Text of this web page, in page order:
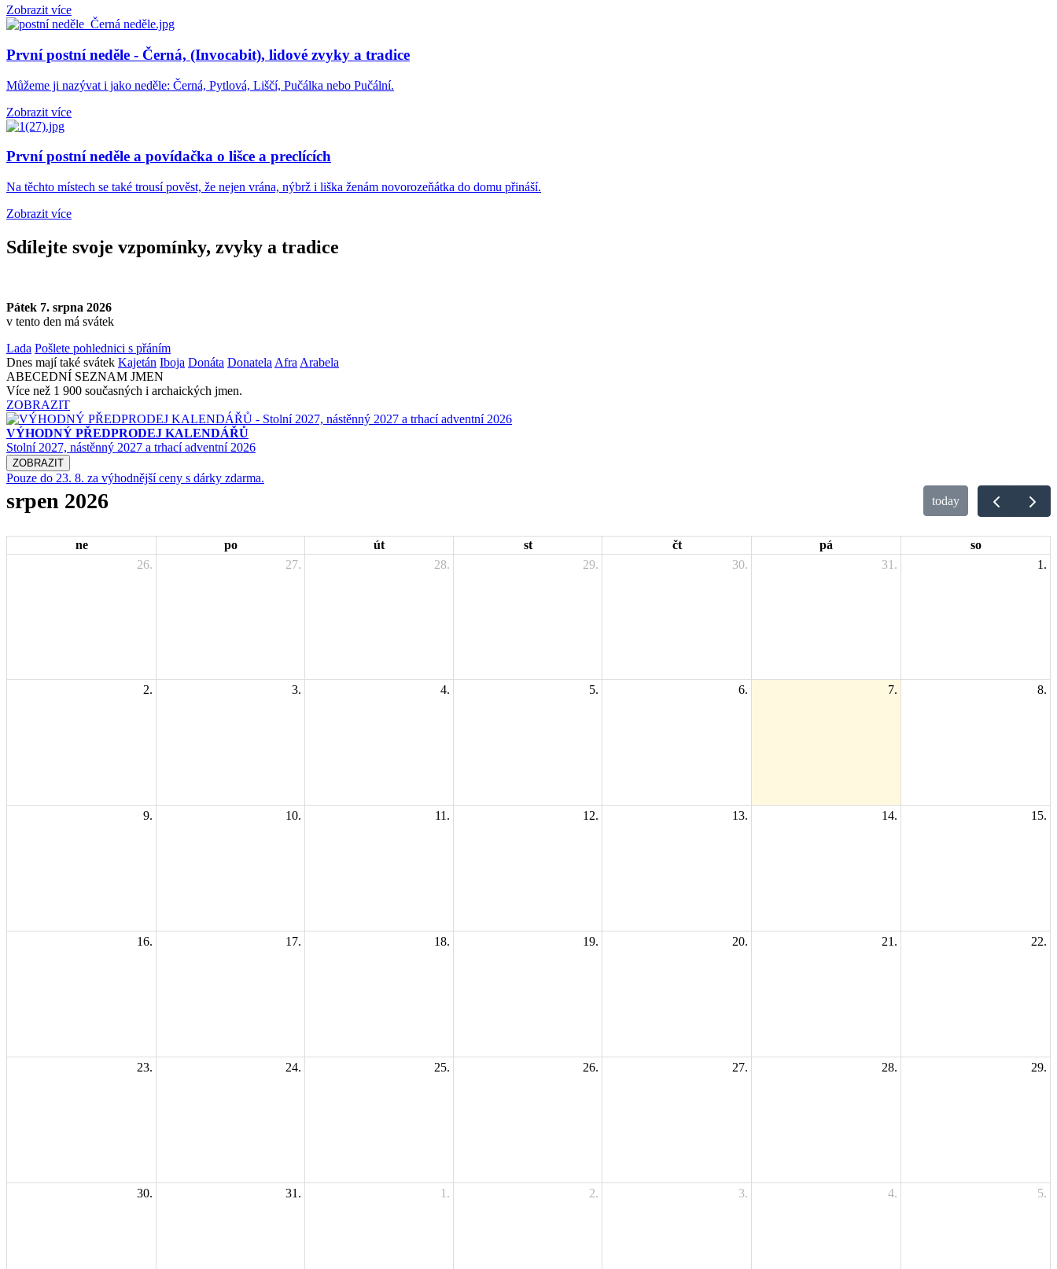
Zobrazit více
První postní neděle - Černá, (Invocabit), lidové zvyky a tradice
Můžeme ji nazývat i jako neděle: Černá, Pytlová, Liščí, Pučálka nebo Pučální.
Zobrazit více
První postní neděle a povídačka o lišce a preclících
Na těchto místech se také trousí pověst, že nejen vrána, nýbrž i liška ženám novorozeňátka do domu přináší.
Zobrazit více
Sdílejte svoje vzpomínky, zvyky a tradice
Pátek 7. srpna 2026
v tento den má svátek
Lada Pošlete pohlednici s přáním
Dnes mají také svátek Kajetán Iboja Donáta Donatela Afra Arabela
ABECEDNÍ SEZNAM JMEN
Více než 1 900 současných i archaických jmen.
ZOBRAZIT
VÝHODNÝ PŘEDPRODEJ KALENDÁŘŮ
Stolní 2027, nástěnný 2027 a trhací adventní 2026
ZOBRAZIT
Pouze do 23. 8. za výhodnější ceny s dárky zdarma.
srpen 2026 today
ne po út st čt pá
so
26.
27. 28. 29. 30. 31. 1.
2. 3. 4. 5. 6. 7. 8.
9. 10. 11. 12. 13. 14. 15.
16. 17. 18. 19. 20. 21. 22.
23. 24. 25. 26. 27. 28. 29.
30. 31. 1. 2. 3. 4. 5.